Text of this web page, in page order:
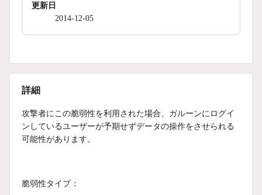
更新日
2014-12-05
詳細
攻撃者にこの脆弱性を利用された場合、ガルーンにログイ
ンしているユーザーが予期せずデータの操作をさせられる
可能性があります。
脆弱性タイプ：